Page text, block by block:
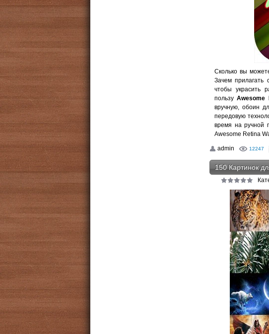
Сколько вы
Зачем прилагать
чтобы украсить
пользуAwesome
вручную, обоин
передовую
время на ручной
Awesome Retina
admin 12247
150 Картинок